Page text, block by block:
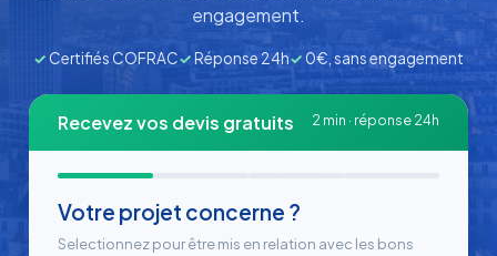
engagement.
✓ Certifiés COFRAC✓Réponse 24h✓0€, sans engagement
Recevez vos devis gratuits 2 min · réponse 24h
Votre projet concerne ?
Selectionnez pour être mis en relation avec les bons